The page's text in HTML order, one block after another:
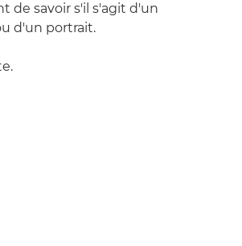
de savoir s'il s'agit d'un
d'un portrait.